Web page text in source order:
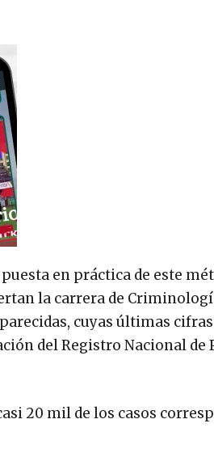
en práctica de este
la carrera de
cuyas últimas
del Registro Nacional de
20 mil de los casos